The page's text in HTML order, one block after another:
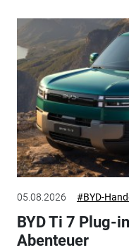
05.08.2026 #BYD-
BYD Ti 7 Plug-
Abenteuer